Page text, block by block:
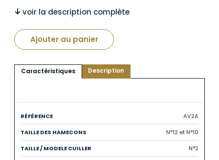
voir la description complète
Ajouter au panier
Caractéristiques Description
AV2A
N°12 et N°10
N°2